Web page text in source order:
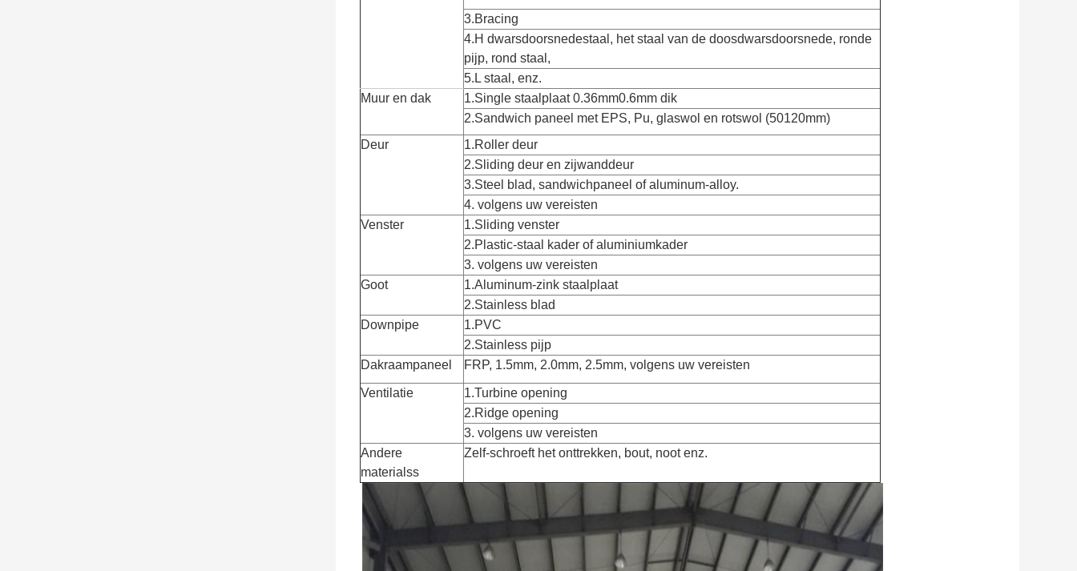
3.Bracing
4.H dwarsdoorsnedestaal, het staal van de doosdwarsdoorsnede, ronde
pijp, rond staal,
5.L staal, enz.
Muur en dak
1.Single staalplaat 0.36mm0.6mm dik
2.Sandwich paneel met EPS, Pu, glaswol en rotswol (50120mm)
Deur
1.Roller deur
2.Sliding deur en zijwanddeur
3.Steel blad, sandwichpaneel of aluminum-alloy.
4. volgens uw vereisten
Venster
1.Sliding venster
2.Plastic-staal kader of aluminiumkader
3. volgens uw vereisten
Goot
1.Aluminum-zink staalplaat
2.Stainless blad
Downpipe
1.PVC
2.Stainless pijp
Dakraampaneel
FRP, 1.5mm, 2.0mm, 2.5mm, volgens uw vereisten
Ventilatie
1.Turbine opening
2.Ridge opening
3. volgens uw vereisten
Andere
materialss
Zelf-schroeft het onttrekken, bout, noot enz.